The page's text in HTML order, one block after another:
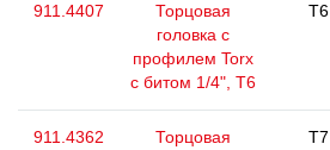
911.4407
Торцовая
головка с
профилем Torx
с битом 1/4", T6
T6
911.4362
Торцовая
T7